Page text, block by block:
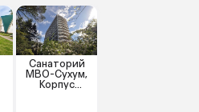
Санаторий
МВО-Сухум,
Корпус